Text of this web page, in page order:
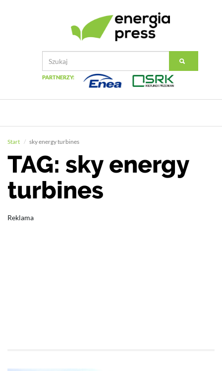
PARTNERZY:
Start sky energy turbines
TAG: sky energy
turbines
Reklama